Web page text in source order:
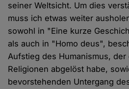
seiner Weltsicht. Um dies
muss ich etwas weiter
sowohl in "Eine kurze
als auch in "Homo deus",
Aufstieg des Humanismus,
Religionen abgelöst habe,
bevorstehenden Untergang